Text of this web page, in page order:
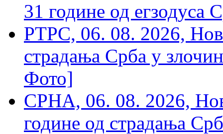
31 године од егзодуса
РТРС, 06. 08. 2026,
страдања Срба у
Фото]
СРНА, 06. 08. 2026,
године од страдања